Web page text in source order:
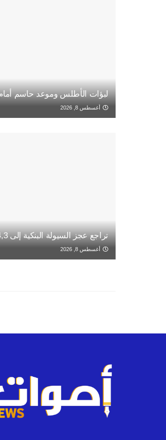
لبؤات الأطلس وموعد حاسم
أغسطس 8, 2026
تراجع عجز السيولة البنكية إلى 134,3 مليار درهم
أغسطس 8, 2026